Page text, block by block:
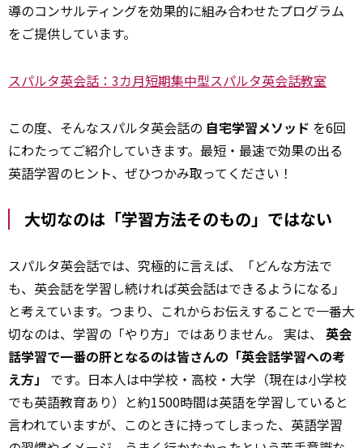
導のコンサルティングを効果的に組み合わせたプログラム
をご提供しています。
スパルタ英会話：3カ月短期集中型スパルタ英会話教室
この度、そんなスパルタ英会話の 自宅学習メソッド を6回
にわたってご紹介していきます。最短・最速で効果の出る
英語学習のヒント、ぜひつかみ取ってください！
大切なのは「学習方法そのもの」ではない
スパルタ英会話では、究極的に言えば、「どんな方法で
も、英会話を学習し続ければ英会話はできるようになる」
と考えています。つまり、これからお伝えすることで一番大
切なのは、学習の「やり方」ではありません。 実は、 英会
話学習で一番の肝となるのは皆さんの「英会話学習への考
え方」
です。日本人は中学校・高校・大学（現在は小学校
でも英語教育あり）と約1500時間は英語を学習していると
言われていますが、このときに持ってしまった、英語学習